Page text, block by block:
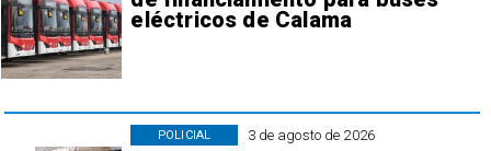
eléctricos de Calama
3 de agosto de 2026
POLICIAL